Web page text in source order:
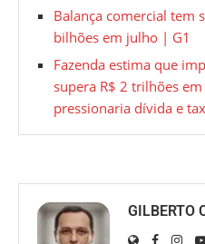
Balança comercial tem
bilhões em julho | G1
Fazenda estima que
supera R$ 2 trilhões
pressionaria dívida e
GILBERTO